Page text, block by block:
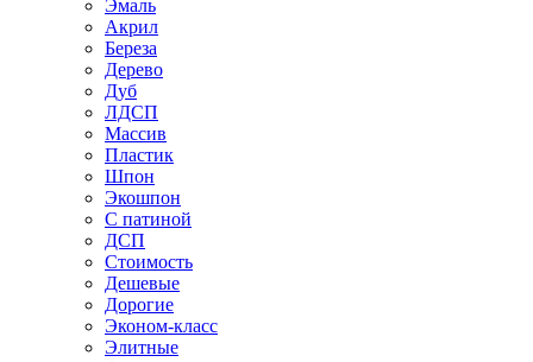
Эмаль
Акрил
Береза
Дерево
Дуб
ЛДСП
Массив
Пластик
Шпон
Экошпон
С патиной
ДСП
Стоимость
Дешевые
Дорогие
Эконом-класс
Элитные